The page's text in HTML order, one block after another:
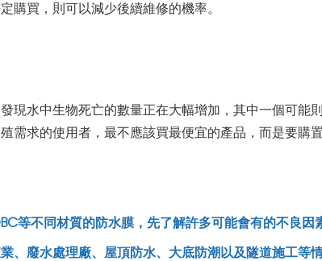
購買，則可以減少後續維修的機率。
現水中生物死亡的數量正在大幅增加，其中一個可能
需求的使用者，最不應該買最便宜的產品，而是要購
等不同材質的防水膜，先了解許多可能會有的不良因
、廢水處理廠、屋頂防水、大底防潮以及隧道施工等